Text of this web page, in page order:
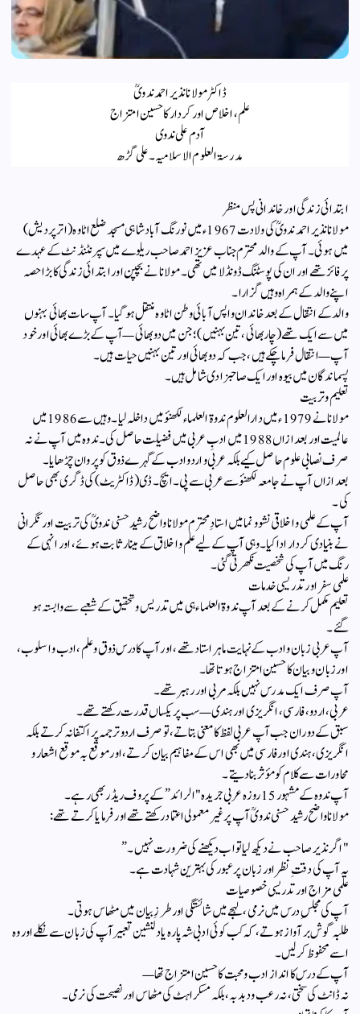
ڈاکٹر مولانا نذیر احمد ندویؒ
علم، اخلاص اور کردار کا حسین امتزاج
آدم علی ندوی
مدرسۃ العلوم الاسلامیہ۔علی گڑھ
ابتدائی زندگی اور خاندانی پس منظر
مولانا نذیر احمد ندویؒ کی ولادت 1967ء میں نورنگ آباد شاہی مسجد ضلع اٹاوہ (اترپردیش)
میں ہوئی۔ آپ کے والد محترم جناب عزیز احمد صاحب ریلوے میں سپرنٹنڈنٹ کے عہدے
پر فائز تھے اور ان کی پوسٹنگ ڈونڈلا میں تھی۔ مولانا نے بچپن اور ابتدائی زندگی کا بڑا حصہ
اپنے والد کے ہمراہ وہیں گزارا۔
والد کے انتقال کے بعد خاندان واپس آبائی وطن اٹاوہ منتقل ہو گیا۔ آپ سات بھائی بہنوں
میں سے ایک تھے (چار بھائی، تین بہنیں)؛ جن میں دو بھائی — آپ کے بڑے بھائی اور خود
آپ — انتقال فرما چکے ہیں، جب کہ دو بھائی اور تین بہنیں حیات ہیں۔
پسماندگان میں بیوہ اور ایک صاحبزادی شامل ہیں۔
تعلیم و تربیت
مولانا نے 1979ء میں دارالعلوم ندوۃ العلماء لکھنؤ میں داخلہ لیا۔ وہیں سے 1986 میں
عالمیت اور بعد ازاں1988 میں ادبِ عربی میں فضیلت حاصل کی۔ ندوہ میں آپ نے نہ
صرف نصابی علوم حاصل کیے بلکہ عربی و اردو ادب کے گہرے ذوق کو پروان چڑھایا۔
بعد ازاں آپ نے جامعہ لکھنؤ سے عربی سے پی۔ایچ۔ڈی (ڈاکٹریٹ) کی ڈگری بھی حاصل
کی۔
آپ کے علمی و اخلاقی نشوونما میں استادِ محترم مولانا واضح رشید حسنی ندویؒ کی تربیت اور نگرانی
نے بنیادی کردار ادا کیا۔ وہی آپ کے لیے علم و اخلاق کے مینار ثابت ہوئے، اور انہی کے
رنگ میں آپ کی شخصیت نکھرتی گئی۔
علمی سفر اور تدریسی خدمات
تعلیم مکمل کرنے کے بعد آپ ندوۃ العلماء ہی میں تدریس و تحقیق کے شعبے سے وابستہ ہو
گئے۔
آپ عربی زبان و ادب کے نہایت ماہر استاد تھے، اور آپ کا درس ذوق و علم، ادب و اسلوب،
اور زبان و بیان کا حسین امتزاج ہوتا تھا۔
آپ صرف ایک مدرس نہیں بلکہ مربی اور رہبر تھے۔
عربی، اردو، فارسی، انگریزی اور ہندی — سب پر یکساں قدرت رکھتے تھے۔
سبق کے دوران جب آپ عربی لفظ کا معنی بتاتے، تو صرف اردو ترجمہ پر اکتفا نہ کرتے بلکہ
انگریزی، ہندی اور فارسی میں بھی اس کے مفاہیم بیان کرتے، اور موقع بہ موقع اشعار و
محاورات سے کلام کو مؤثر بنا دیتے۔
آپ ندوہ کے مشہور 15 روزہ عربی جریدہ "الرائد” کے پروف ریڈر بھی رہے۔
مولانا واضح رشید حسنی ندویؒ آپ پر غیر معمولی اعتماد رکھتے تھے اور فرمایا کرتے تھے:
"اگر نذیر صاحب نے دیکھ لیا تو اب دیکھنے کی ضرورت نہیں۔”
یہ آپ کی دقتِ نظر اور زبان پر عبور کی بہترین شہادت ہے۔
علمی مزاج اور تدریسی خصوصیات
آپ کی مجلسِ درس میں نرمی، لہجے میں شائستگی اور طرزِ بیان میں مٹھاس ہوتی۔
طلبہ گوش بر آواز ہوتے، کہ کب کوئی ادبی شہ پارہ یا دلنشین تعبیر آپ کی زبان سے نکلے اور وہ
اسے محفوظ کر لیں۔
آپ کے درس کا انداز ادب و محبت کا حسین امتزاج تھا —
نہ ڈانٹ کی سختی، نہ رعب و دبدبہ، بلکہ مسکراہٹ کی مٹھاس اور نصیحت کی نرمی۔